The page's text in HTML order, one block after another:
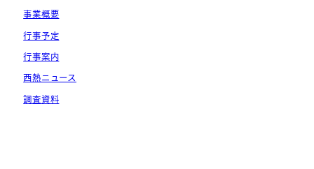
事業概要
行事予定
行事案内
西熱ニュース
調査資料